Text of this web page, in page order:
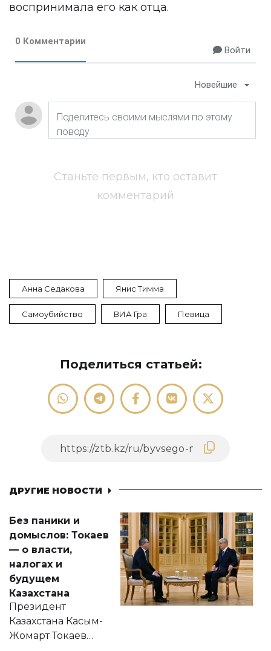
воспринимала его как отца.
0 Комментарии
Войти
Новейшие
Станьте первым, кто оставит
комментарий
Анна Седакова Янис Тимма
Самоубийство ВИА Гра Певица
Поделиться статьей:
ДРУГИЕ НОВОСТИ
Без паники и
домыслов: Токаев
— о власти,
налогах и
будущем
Казахстана
Президент
Казахстана Касым-
Жомарт Токаев